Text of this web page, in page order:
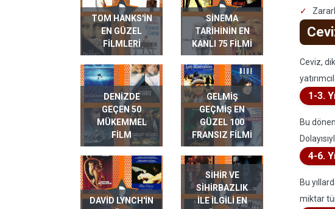
TOM HANKS'IN
EN GÜZEL
FILMLERI
SINEMA
TARIHININ EN
KANLI 75 FILMI
DENIZDE
GEÇEN 50
MÜKEMMEL
FILM
GELMIŞ
GEÇMIŞ EN
GÜZEL 100
FRANSIZ FILMI
DAVID LYNCH'IN
SIHIR VE
SIHIRBAZLIK
ILE ILGILI EN
Ceviz,
1-3.
Bu
4-6.
Bu
miktar